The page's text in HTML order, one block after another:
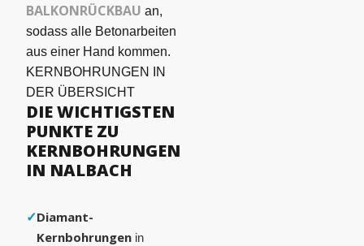
BALKONRÜCKBAU an,
sodass alle Betonarbeiten
aus einer Hand kommen.
KERNBOHRUNGEN IN
DER ÜBERSICHT
DIE WICHTIGSTEN
PUNKTE ZU
KERNBOHRUNGEN
IN NALBACH
✓Diamant-
Kernbohrungen in